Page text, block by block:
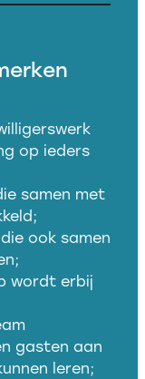
op ieders
samen met
ook samen
wordt erbij
gasten aan
leren;